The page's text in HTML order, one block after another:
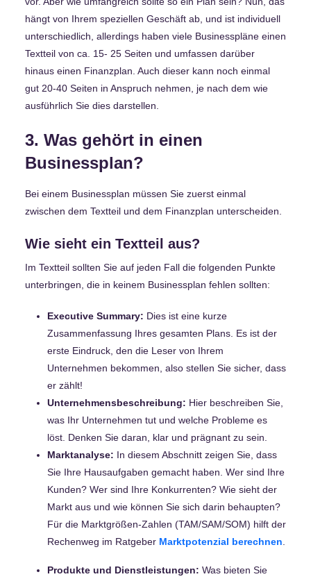
hängt von Ihrem speziellen Geschäft ab, und ist individuell
unterschiedlich, allerdings haben viele Businesspläne einen
Textteil von ca. 15- 25 Seiten und umfassen darüber
hinaus einen Finanzplan. Auch dieser kann noch einmal
gut 20-40 Seiten in Anspruch nehmen, je nach dem wie
ausführlich Sie dies darstellen.
3. Was gehört in einen
Businessplan?
Bei einem Businessplan müssen Sie zuerst einmal
zwischen dem Textteil und dem Finanzplan unterscheiden.
Wie sieht ein Textteil aus?
Im Textteil sollten Sie auf jeden Fall die folgenden Punkte
unterbringen, die in keinem Businessplan fehlen sollten:
Executive Summary: Dies ist eine kurze
Zusammenfassung Ihres gesamten Plans. Es ist der
erste Eindruck, den die Leser von Ihrem
Unternehmen bekommen, also stellen Sie sicher, dass
er zählt!
Unternehmensbeschreibung: Hier beschreiben Sie,
was Ihr Unternehmen tut und welche Probleme es
löst. Denken Sie daran, klar und prägnant zu sein.
Marktanalyse: In diesem Abschnitt zeigen Sie, dass
Sie Ihre Hausaufgaben gemacht haben. Wer sind Ihre
Kunden? Wer sind Ihre Konkurrenten? Wie sieht der
Markt aus und wie können Sie sich darin behaupten?
Für die Marktgrößen-Zahlen (TAM/SAM/SOM) hilft der
Rechenweg im Ratgeber Marktpotenzial berechnen
Produkte und Dienstleistungen: Was bieten Sie